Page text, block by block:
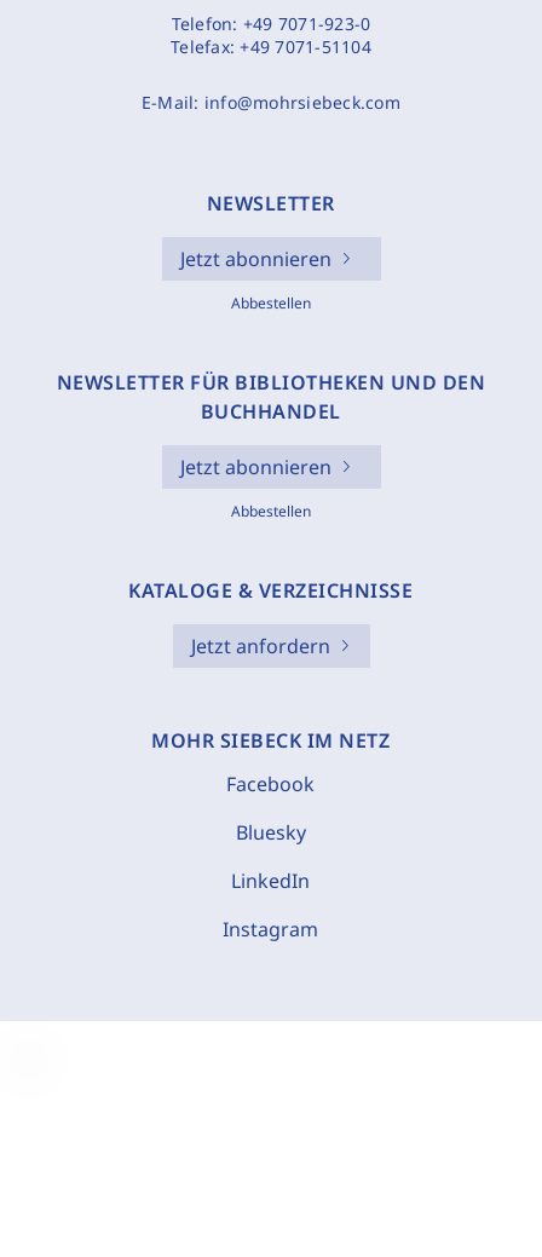
Telefon: +49 7071-923-0
Telefax:+49 7071-51104
E-Mail: info@mohrsiebeck.com
NEWSLETTER
Jetzt abonnieren
Abbestellen
NEWSLETTER FÜR BIBLIOTHEKEN UND DEN
BUCHHANDEL
Jetzt abonnieren
Abbestellen
KATALOGE & VERZEICHNISSE
Jetzt anfordern
MOHR SIEBECK IM NETZ
Facebook
Bluesky
LinkedIn
Instagram